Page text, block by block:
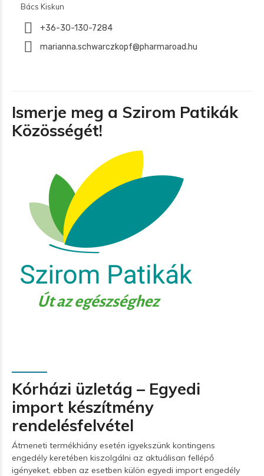
Bács Kiskun
+36-30-130-7284
marianna.schwarczkopf@pharmaroad.hu
Ismerje meg a Szirom Patikák
Közösségét!
Kórházi üzletág – Egyedi
import készítmény
rendelésfelvétel
Átmeneti termékhiány esetén igyekszünk kontingens
engedély keretében kiszolgálni az aktuálisan fellépő
igényeket, ebben az esetben külön egyedi import engedély